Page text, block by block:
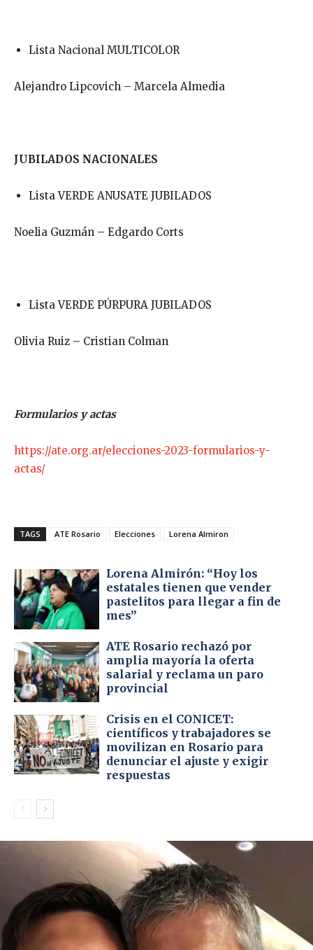
Lista Nacional MULTICOLOR
Alejandro Lipcovich – Marcela Almedia
JUBILADOS NACIONALES
Lista VERDE ANUSATE JUBILADOS
Noelia Guzmán – Edgardo Corts
Lista VERDE PÚRPURA JUBILADOS
Olivia Ruiz – Cristian Colman
Formularios y actas
https://ate.org.ar/elecciones-2023-formularios-y-
actas/
TAGS ATE Rosario Elecciones Lorena Almiron
Lorena Almirón: “Hoy los
estatales tienen que vender
pastelitos para llegar a fin de
mes”
ATE Rosario rechazó por
amplia mayoría la oferta
salarial y reclama un paro
provincial
Crisis en el CONICET:
científicos y trabajadores se
movilizan en Rosario para
denunciar el ajuste y exigir
respuestas